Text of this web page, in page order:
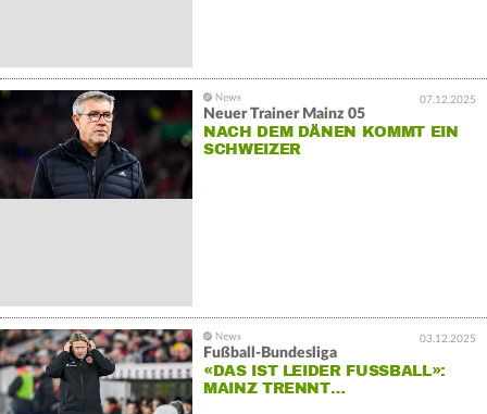
07.12.2025
Neuer Trainer Mainz 05
NACH DEM DÄNEN KOMMT EIN
SCHWEIZER
03.12.2025
Fußball-Bundesliga
«DAS IST LEIDER FUSSBALL»: M
AINZ TRENNT…